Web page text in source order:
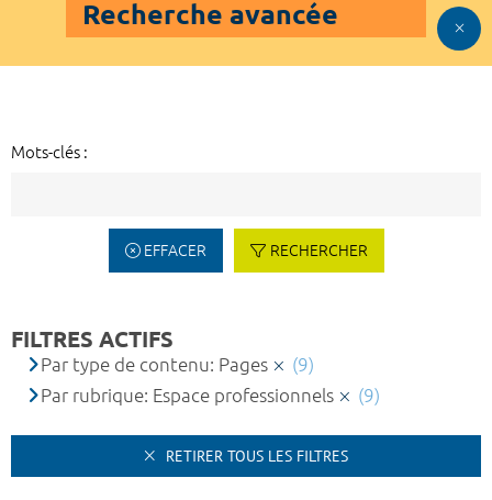
Recherche avancée
Mots-clés :
EFFACER RECHERCHER
FILTRES ACTIFS
Par type de contenu: Pages
(9)
Par rubrique: Espace professionnels
(9)
RETIRER TOUS LES FILTRES